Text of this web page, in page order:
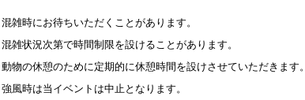
混雑時にお待ちいただくことがあります。
混雑状況次第で時間制限を設けることがあります。
動物の休憩のために定期的に休憩時間を設けさせていただきます。
強風時は当イベントは中止となります。